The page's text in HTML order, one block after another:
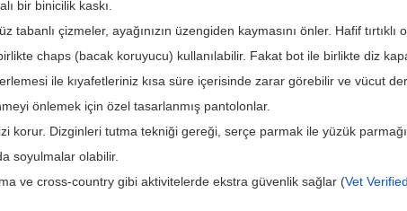
bir binicilik kaskı.
tabanlı çizmeler, ayağınızın üzengiden kaymasını önler. Hafif tırtıklı
chaps (bacak koruyucu) kullanılabilir. Fakat bot ile birlikte diz
ile kıyafetleriniz kısa süre içerisinde zarar görebilir ve vücut
önlemek için özel tasarlanmış pantolonlar.
korur. Dizginleri tutma tekniği gereği, serçe parmak ile yüzük parmağı
soyulmalar olabilir.
ve cross-country gibi aktivitelerde ekstra güvenlik sağlar (Vet Verified